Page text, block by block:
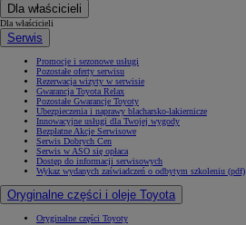
Dla właścicieli
Dla właścicieli
Serwis
Promocje i sezonowe usługi
Pozostałe oferty serwisu
Rezerwacja wizyty w serwisie
Gwarancja Toyota Relax
Pozostałe Gwarancje Toyoty
Ubezpieczenia i naprawy blacharsko-lakiernicze
Innowacyjne usługi dla Twojej wygody
Bezpłatne Akcje Serwisowe
Serwis Dobrych Cen
Serwis w ASO się opłaca
Dostęp do informacji serwisowych
Wykaz wydanych zaświadczeń o odbytym szkoleniu (pdf)
Oryginalne części i oleje Toyota
Oryginalne części Toyoty